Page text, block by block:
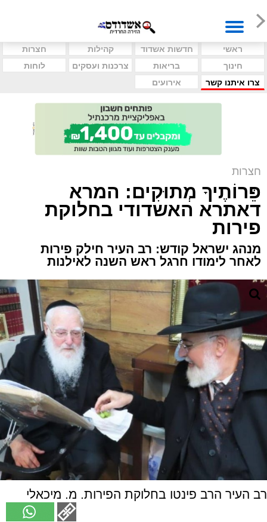
ראשי חדשות אשדוד קהילות
חצרות
חינוך
בריאות צרכנות ועסקים
לוחות
צרו איתנו קשר
אירועים
חצרות
פֵּרוֹתֶיךָ מְתוּקִים: המרא
דאתרא האשדודי בחלוקת
פירות
מנהג ישראל קודש: רב העיר חילק פירות
לאחר לימודו חרגל ראש השנה לאילנות
רב העיר הרב פינטו בחלוקת הפירות. מ. מיכאלי